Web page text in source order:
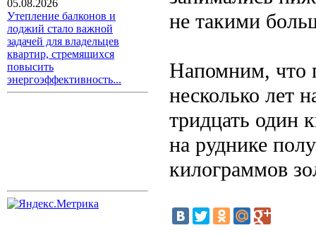
05.08.2026
Утепление балконов и
лоджий стало важной
задачей для владельцев
квартир, стремящихся
повысить
энергоэффективность...
не такими
Напомним, что
несколько лет
тридцать один
на руднике
килограммов